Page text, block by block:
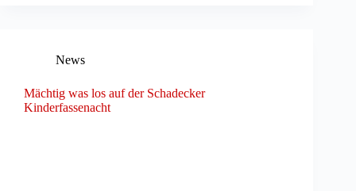
News
Mächtig was los auf der Schadecker
Kinderfassenacht